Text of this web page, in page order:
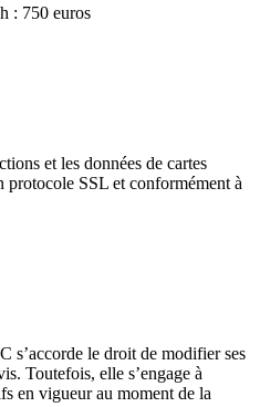
: 750 euros
et les données de cartes
protocole SSL et conformément à
le droit de modifier ses
Toutefois, elle s’engage à
en vigueur au moment de la